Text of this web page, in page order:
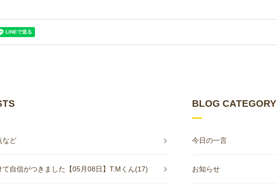
など
自信がつきました【05月08日】T.Mくん(17)
BLOG CATEGORY
今日の一言
お知らせ